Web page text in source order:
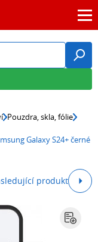
Pouzdra, skla, fólie
Galaxy S24+ černé
produkt